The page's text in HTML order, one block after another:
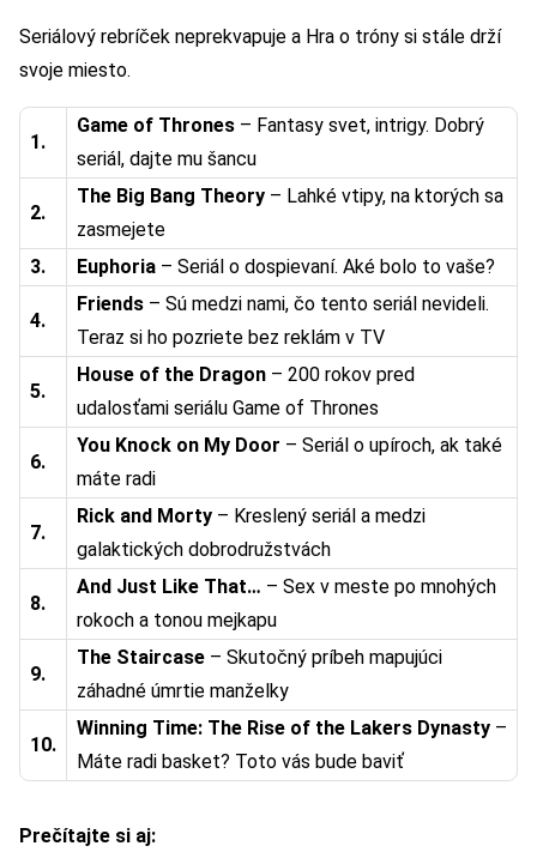
Seriálový rebríček neprekvapuje a Hra o tróny si stále drží
svoje miesto.
1.
Game of Thrones – Fantasy svet, intrigy. Dobrý
seriál, dajte mu šancu
2.
The Big Bang Theory – Lahké vtipy, na ktorých sa
zasmejete
3.
Euphoria – Seriál o dospievaní. Aké bolo to vaše?
4.
Friends – Sú medzi nami, čo tento seriál nevideli.
Teraz si ho pozriete bez reklám v TV
5.
House of the Dragon – 200 rokov pred
udalosťami seriálu Game of Thrones
6.
You Knock on My Door – Seriál o upíroch, ak také
máte radi
7.
Rick and Morty – Kreslený seriál a medzi
galaktických dobrodružstvách
8.
And Just Like That… – Sex v meste po mnohých
rokoch a tonou mejkapu
9.
The Staircase – Skutočný príbeh mapujúci
záhadné úmrtie manželky
10.
Winning Time: The Rise of the Lakers Dynasty –
Máte radi basket? Toto vás bude baviť
Prečítajte si aj: